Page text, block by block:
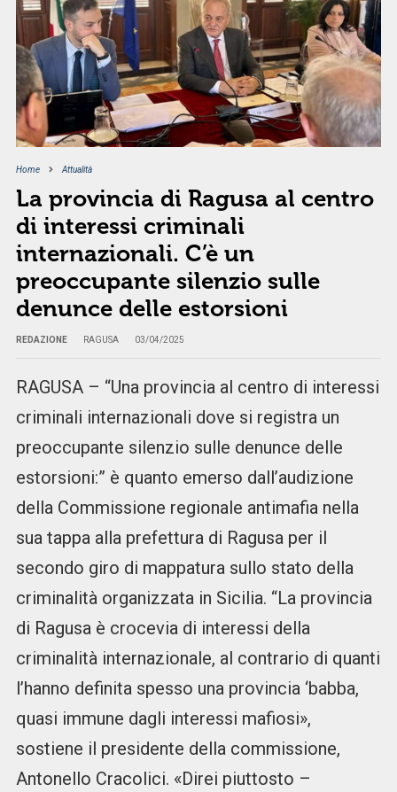
Home Attualità
La provincia di Ragusa al centro
di interessi criminali
internazionali. C’è un
preoccupante silenzio sulle
denunce delle estorsioni
REDAZIONE RAGUSA 03/04/2025
RAGUSA – “Una provincia al centro di interessi
criminali internazionali dove si registra un
preoccupante silenzio sulle denunce delle
estorsioni:” è quanto emerso dall’audizione
della Commissione regionale antimafia nella
sua tappa alla prefettura di Ragusa per il
secondo giro di mappatura sullo stato della
criminalità organizzata in Sicilia. “La provincia
di Ragusa è crocevia di interessi della
criminalità internazionale, al contrario di quanti
l’hanno definita spesso una provincia ‘babba,
quasi immune dagli interessi mafiosi»,
sostiene il presidente della commissione,
Antonello Cracolici. «Direi piuttosto –